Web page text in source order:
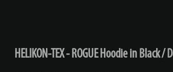
HELIKON-TEX - ROGUE Hoodie in Black